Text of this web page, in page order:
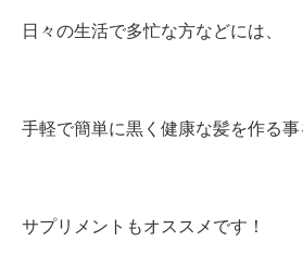
日々の生活で多忙な方などには、
手軽で簡単に黒く健康な髪を作る
サプリメントもオススメです！